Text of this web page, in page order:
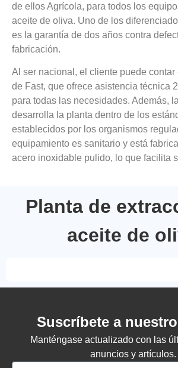
de ellos Agrícola, para todos los
aceite de oliva. Uno de los
es la garantía de dos años contra
fabricación.
Al ser nacional, el cliente puede contar
de Fast, que ofrece asistencia técnica
para todas las necesidades. Además,
desarrolla la planta dentro de los
establecidos por los organismos
equipamiento es sanitario y está
acero inoxidable pulido, lo que facilita
Planta de
aceite de
Suscríbete a
Manténgase actualizado con las
anuncios y artículos.